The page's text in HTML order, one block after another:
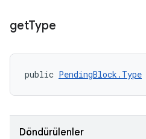
getType
public PendingBlock.Type
Döndürülenler